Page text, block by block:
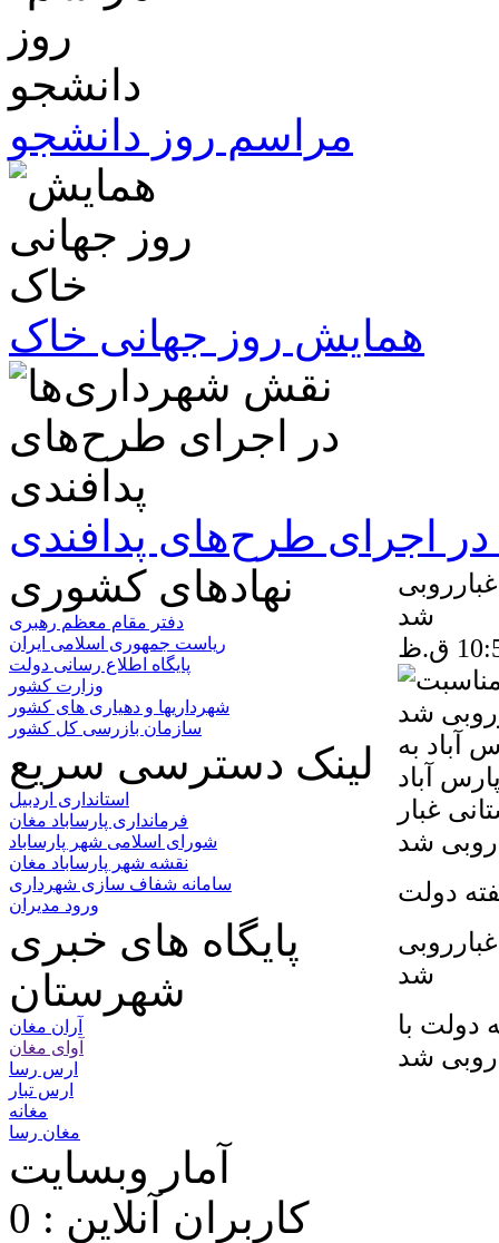
مراسم روز دانشجو
همایش روز جهانی خاک
اجرای طرح‌های پدافندی
شد
آباد به
آباد
غبار
دولت
شد
دولت با
نهادهای کشوری
دفتر مقام معظم رهبری
ریاست جمهوری اسلامی ایران
پایگاه اطلاع رسانی دولت
وزارت کشور
شهرداریها و دهیاری های کشور
سازمان بازرسی کل کشور
لینک دسترسی سریع
استانداری اردبیل
فرمانداری پارساباد مغان
شورای اسلامی شهر پارساباد
نقشه شهر پارساباد مغان
سامانه شفاف سازی شهرداری
ورود مدیران
پایگاه های خبری
شهرستان
آران مغان
آوای مغان
ارس رسا
ارس تبار
مغانه
مغان رسا
آمار وبسایت
کاربران آنلاین : 0